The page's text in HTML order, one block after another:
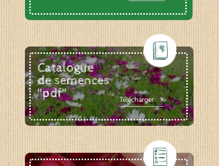
Catalogue
de semences
"pdf"
Télécharger